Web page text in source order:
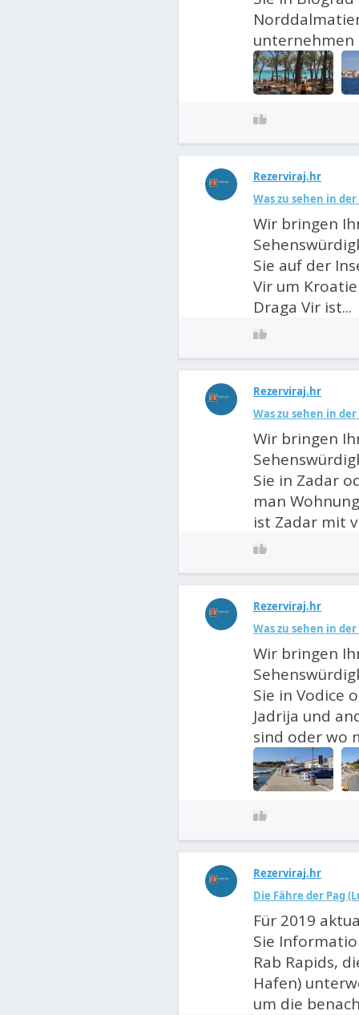
unternehmen
Rezerviraj.hr
Was zu sehen in
Wir bringen
Sie auf der
Vir um
Draga Vir ist...
Rezerviraj.hr
Was zu sehen in
Wir bringen
Sie in Zadar
man
ist Zadar mit
Rezerviraj.hr
Was zu sehen in
Wir bringen
Sie in Vodice
Jadrija und
sind oder wo
Rezerviraj.hr
Die Fähre der Pag
Für 2019
Sie
Rab Rapids,
Hafen)
um die